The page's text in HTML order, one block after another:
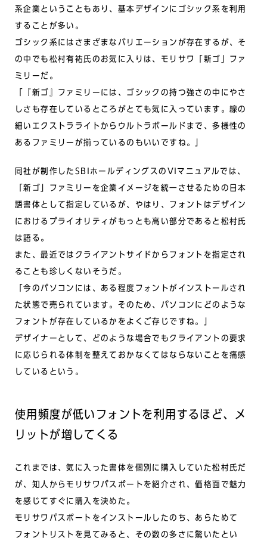
系企業ということもあり、基本デザインにゴシック系を利用
することが多い。
ゴシック系にはさまざまなバリエーションが存在するが、そ
の中でも松村有祐氏のお気に入りは、モリサワ「新ゴ」ファ
ミリーだ。
「『新ゴ』ファミリーには、ゴシックの持つ強さの中にやさ
しさも存在しているところがとても気に入っています。線の
細いエクストラライトからウルトラボールドまで、多様性の
あるファミリーが揃っているのもいいですね。」
同社が制作したSBIホールディングスのVIマニュアルでは、
「新ゴ」ファミリーを企業イメージを統一させるための日本
語書体として指定しているが、やはり、フォントはデザイン
におけるプライオリティがもっとも高い部分であると松村氏
は語る。
また、最近ではクライアントサイドからフォントを指定され
ることも珍しくないそうだ。
「今のパソコンには、ある程度フォントがインストールされ
た状態で売られています。そのため、パソコンにどのような
フォントが存在しているかをよくご存じですね。」
デザイナーとして、どのような場合でもクライアントの要求
に応じられる体制を整えておかなくてはならないことを痛感
しているという。
使用頻度が低いフォントを利用するほど、メ
リットが増してくる
これまでは、気に入った書体を個別に購入していた松村氏だ
が、知人からモリサワパスポートを紹介され、価格面で魅力
を感じてすぐに購入を決めた。
モリサワパスポートをインストールしたのち、あらためて
フォントリストを見てみると、その数の多さに驚いたとい